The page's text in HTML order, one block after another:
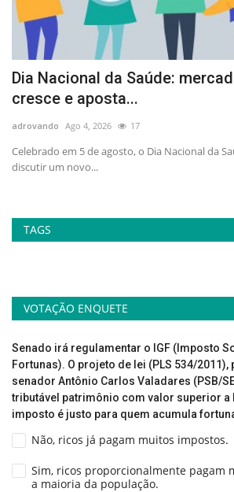
Dia Nacional da Saúde:
cresce e aposta...
adrovando Ago 4, 2026 17
Celebrado em 5 de agosto, o Dia Nacional da
discutir um novo...
TAGS
VOTAÇÃO ENQUETE
Senado irá regulamentar o IGF (Imposto
Fortunas). O projeto de lei (PLS 534/
senador Antônio Carlos Valadares (PSB/
tributável patrimônio com valor superior a
imposto é justo para quem acumula
Não, ricos já pagam muitos impostos.
Sim, ricos proporcionalmente pagam
a maioria da população.